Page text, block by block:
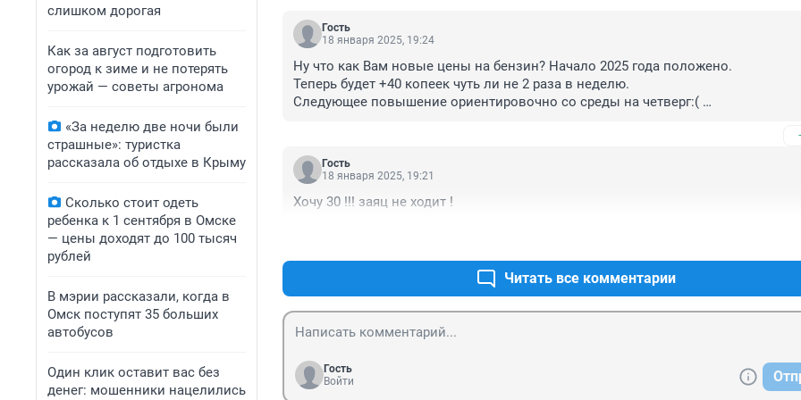
слишком дорогая
Как за август подготовить
огород к зиме и не потерять
урожай — советы агронома
«За неделю две ночи были
страшные»: туристка
рассказала об отдыхе в Крыму
Сколько стоит одеть
ребенка к 1 сентября в Омске
— цены доходят до 100 тысяч
рублей
В мэрии рассказали, когда в
Омск поступят 35 больших
автобусов
Один клик оставит вас без
денег: мошенники нацелились
Гость
18 января 2025, 19:24
Ну что как Вам новые цены на бензин? Начало 2025 года положено.
Теперь будет +40 копеек чуть ли не 2 раза в неделю.
Следующее повышение ориентировочно со среды на четверг:(
57:57 за литр 95 на ГПН
Топлайн 53:20 и 54:10 за 92
Ну и выходные еще ориентировочно плюс 40 копеек. В пятницу узнаем какая
Гость
18 января 2025, 19:21
Хочу 30 !!! заяц не ходит !
Читать все комментарии
Гость
Войти